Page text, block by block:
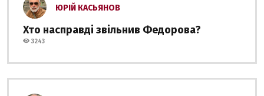
ЮРІЙ КАСЬЯНОВ
Хто насправді звільнив Федорова?
3243